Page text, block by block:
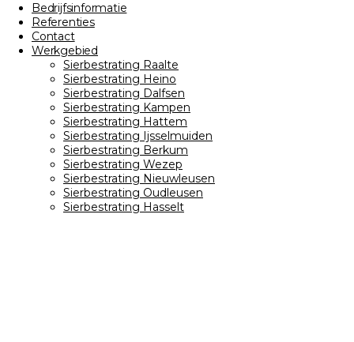
Bedrijfsinformatie
Referenties
Contact
Werkgebied
Sierbestrating Raalte
Sierbestrating Heino
Sierbestrating Dalfsen
Sierbestrating Kampen
Sierbestrating Hattem
Sierbestrating Ijsselmuiden
Sierbestrating Berkum
Sierbestrating Wezep
Sierbestrating Nieuwleusen
Sierbestrating Oudleusen
Sierbestrating Hasselt